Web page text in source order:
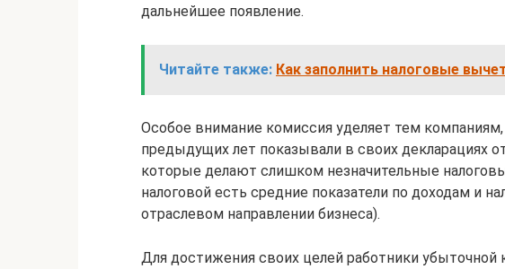
дальнейшее появление.
Читайте также: Как заполнить налоговые
Особое внимание комиссия уделяет тем
предыдущих лет показывали в своих декларациях
которые делают слишком незначительные
налоговой есть средние показатели по доходам и
отраслевом направлении бизнеса).
Для достижения своих целей работники убыточной